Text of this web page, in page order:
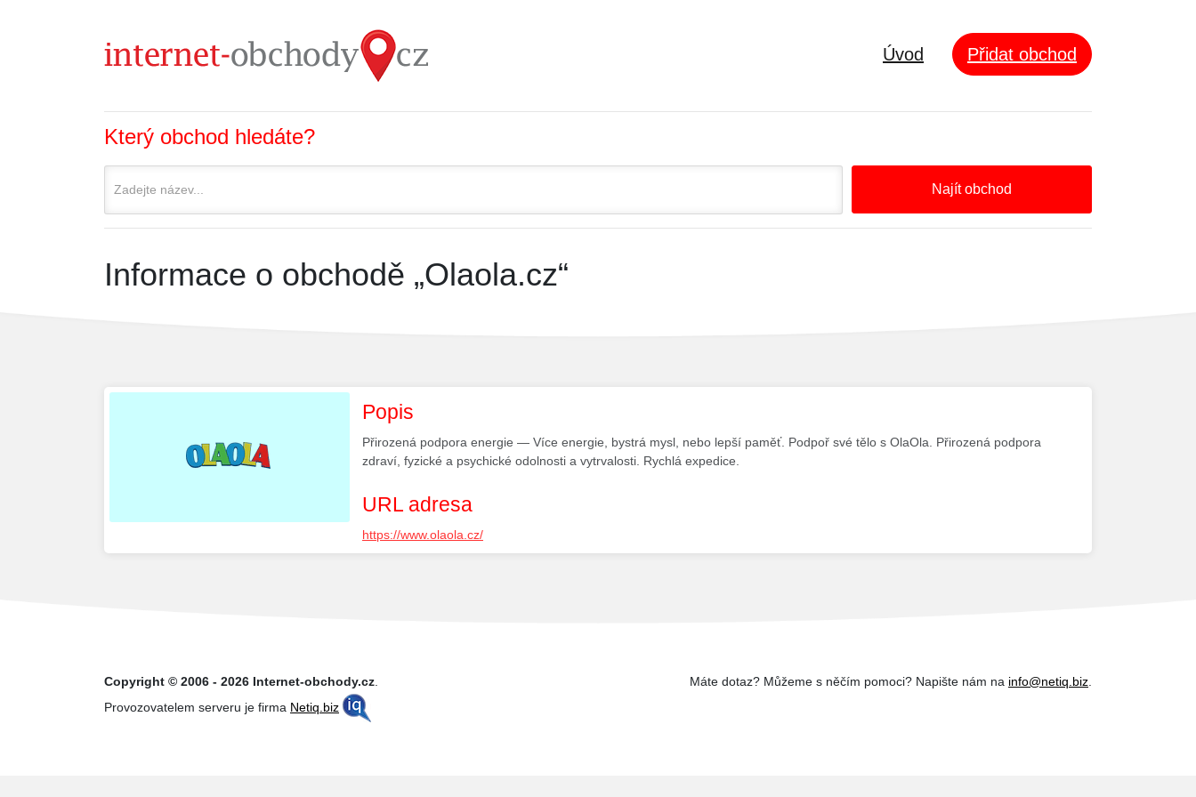
Úvod Přidat obchod
Který obchod hledáte?
Najít obchod
Informace o obchodě „Olaola.cz“
Popis
Přirozená podpora energie — Více energie, bystrá mysl, nebo lepší paměť. Podpoř své tělo s OlaOla. Přirozená podpora
zdraví, fyzické a psychické odolnosti a vytrvalosti. Rychlá expedice.
URL adresa
https://www.olaola.cz/
Copyright © 2006 - 2026 Internet-obchody.cz.
Provozovatelem serveru je firma Netiq.biz
Máte dotaz? Můžeme s něčím pomoci? Napište nám na info@netiq.biz.